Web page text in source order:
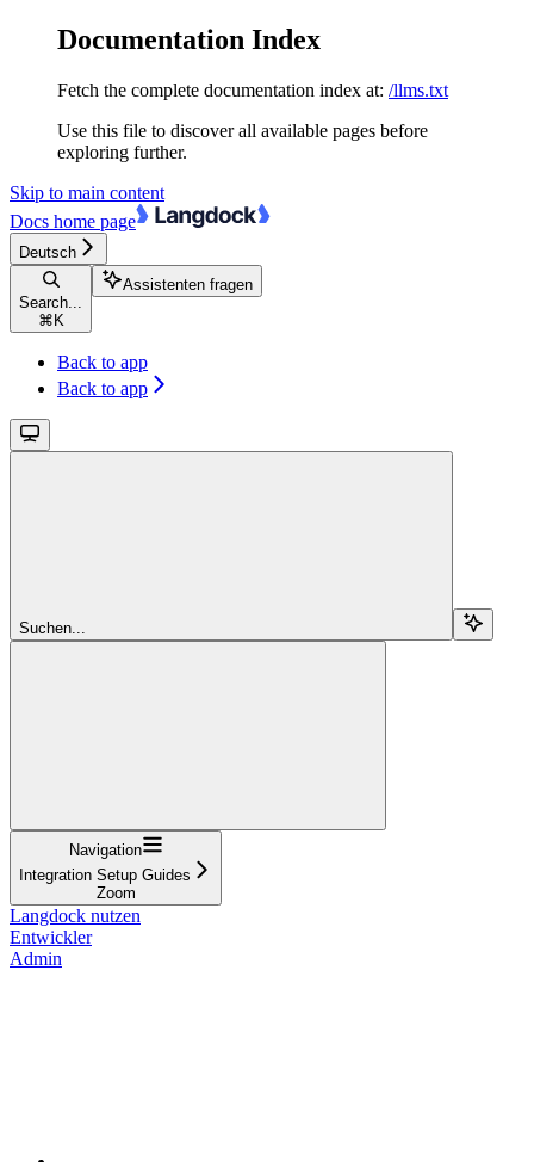
Documentation Index
Fetch the complete documentation index at: /llms.txt
Use this file to discover all available pages before
exploring further.
Skip to main content
Docs home page
Deutsch
Search...
⌘ K
Assistenten fragen
Back to app
Back to app
Suchen...
Navigation
Integration Setup Guides
Zoom
Langdock nutzen
Entwickler
Admin